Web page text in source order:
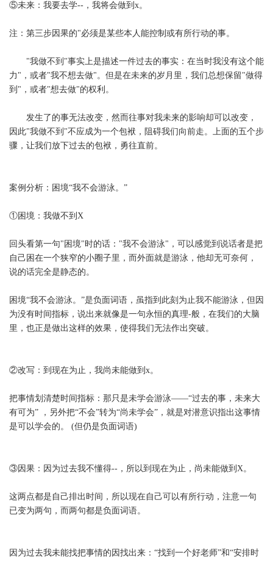
⑤未来：我要去学--，我将会做到x。
注：第三步因果的"必须是某些本人能控制或有所行动的事。
"我做不到"事实上是描述一件过去的事实：在当时我没有这个能
力"，或者"我不想去做"。但是在未来的岁月里，我们总想保留"做得
到"，或者"想去做"的权利。
发生了的事无法改变，然而往事对我未来的影响却可以改变，
因此"我做不到"不应成为一个包袱，阻碍我们向前走。上面的五个步
骤，让我们放下过去的包袱，勇往直前。
案例分析：困境“我不会游泳。”
①困境：我做不到X
回头看第一句"困境"时的话："我不会游泳"，可以感觉到说话者是把
自己困在一个狭窄的小圈子里，而外面就是游泳，他却无可奈何，
说的话完全是静态的。
困境“我不会游泳。”是负面词语，虽指到此刻为止我不能游泳，但因
为没有时间指标，说出来就像是一句永恒的真理-般，在我们的大脑
里，也正是做出这样的效果，使得我们无法作出突破。
②改写：到现在为止，我尚未能做到x。
把事情划清楚时间指标：那只是未学会游泳——“过去的事，未来大
有可为” ，另外把“不会”转为“尚未学会”，就是对潜意识指出这事情
是可以学会的。 (但仍是负面词语)
③因果：因为过去我不懂得--，所以到现在为止，尚未能做到X。
这两点都是自己排出时间，所以现在自己可以有所行动，注意一句
已变为两句，而两句都是负面词语。
因为过去我未能找把事情的因找出来：“找到一个好老师”和“安排时